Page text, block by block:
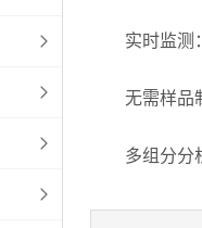
实时监测：
无需样品制
多组分分析